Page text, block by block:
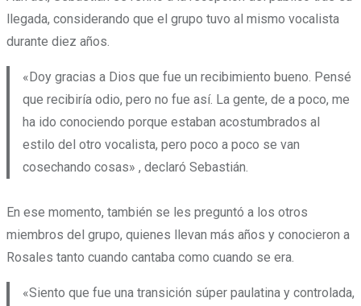
llegada, considerando que el grupo tuvo al mismo vocalista
durante diez años.
«Doy gracias a Dios que fue un recibimiento bueno. Pensé
que recibiría odio, pero no fue así. La gente, de a poco, me
ha ido conociendo porque estaban acostumbrados al
estilo del otro vocalista, pero poco a poco se van
cosechando cosas» , declaró Sebastián.
En ese momento, también se les preguntó a los otros
miembros del grupo, quienes llevan más años y conocieron a
Rosales tanto cuando cantaba como cuando se era.
«Siento que fue una transición súper paulatina y controlada,